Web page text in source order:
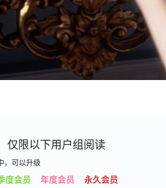
仅限以下用户组阅读
，可以升级
度会员 年度会员 永久会员